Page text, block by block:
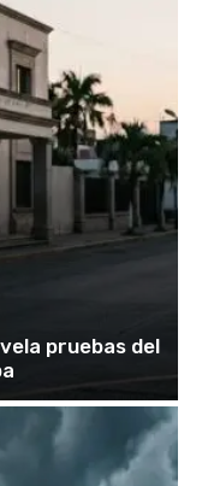
pruebas del